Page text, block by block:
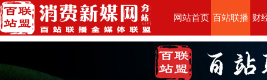
网站首页 百站联播 财